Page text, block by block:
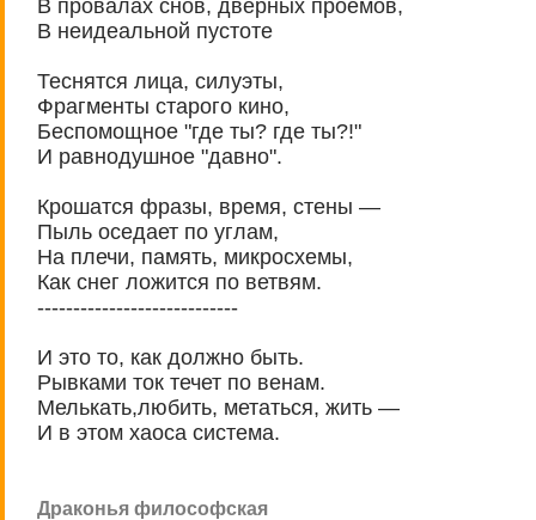
В провалах снов, дверных проемов,
В неидеальной пустоте
Теснятся лица, силуэты,
Фрагменты старого кино,
Беспомощное "где ты? где ты?!"
И равнодушное "давно".
Крошатся фразы, время, стены —
Пыль оседает по углам,
На плечи, память, микросхемы,
Как снег ложится по ветвям.
----------------------------
И это то, как должно быть.
Рывками ток течет по венам.
Мелькать,любить, метаться, жить —
И в этом хаоса система.
Драконья философская